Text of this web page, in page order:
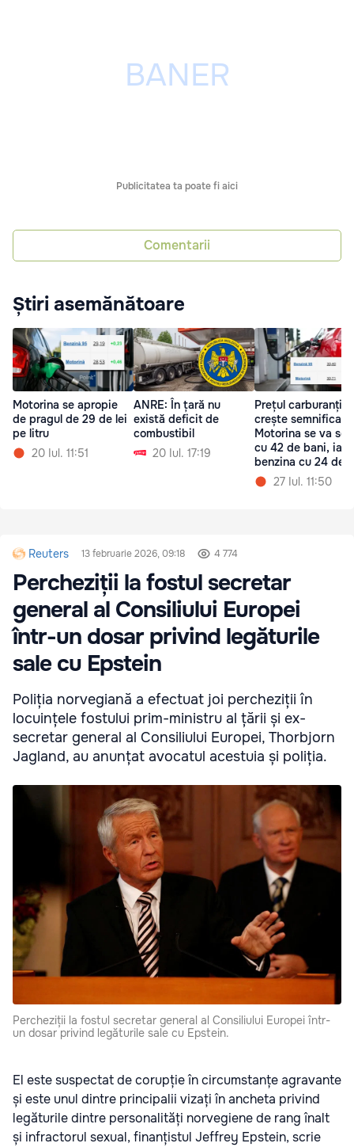
Publicitatea ta poate fi aici
Comentarii
Știri asemănătoare
Motorina se apropie
de pragul de 29 de lei
pe litru
20 Iul. 11:51
ANRE: În țară nu
există deficit de
combustibil
20 Iul. 17:19
Prețul carburanților
crește
Motorina se va
cu 42 de bani, iar
benzina cu 24 de
27 Iul. 11:50
Reuters 13 februarie 2026, 09:18 4 774
Percheziții la fostul secretar
general al Consiliului Europei
într-un dosar privind legăturile
sale cu Epstein
Poliția norvegiană a efectuat joi percheziții în
locuințele fostului prim-ministru al țării și ex-
secretar general al Consiliului Europei, Thorbjorn
Jagland, au anunțat avocatul acestuia și poliția.
Percheziții la fostul secretar general al Consiliului Europei într-
un dosar privind legăturile sale cu Epstein.
El este suspectat de corupție în circumstanțe agravante
și este unul dintre principalii vizați în ancheta privind
legăturile dintre personalități norvegiene de rang înalt
și infractorul sexual, finanțistul Jeffrey Epstein, scrie